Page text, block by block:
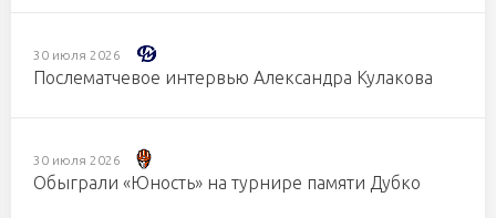
30 июля 2026
Послематчевое интервью Александра Кулакова
30 июля 2026
Обыграли «Юность» на турнире памяти Дубко